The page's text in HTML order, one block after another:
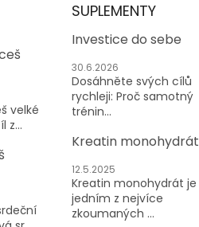
velké
z...
SUPLEMENTY
Investice do sebe
30.6.2026
Dosáhněte svých cílů
rychleji: Proč samotný
trénin...
Kreatin monohydrát
12.5.2025
Kreatin monohydrát je
jedním z nejvíce
zkoumaných ...